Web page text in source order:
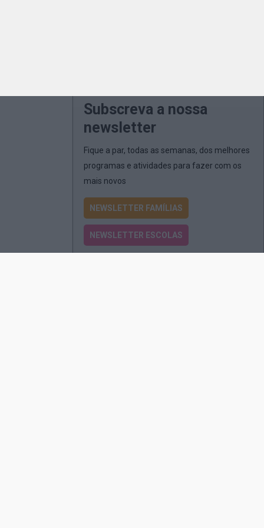
Subscreva a nossa
newsletter
Fique a par, todas as semanas, dos melhores
programas e atividades para fazer com os
mais novos
NEWSLETTER FAMÍLIAS
NEWSLETTER ESCOLAS